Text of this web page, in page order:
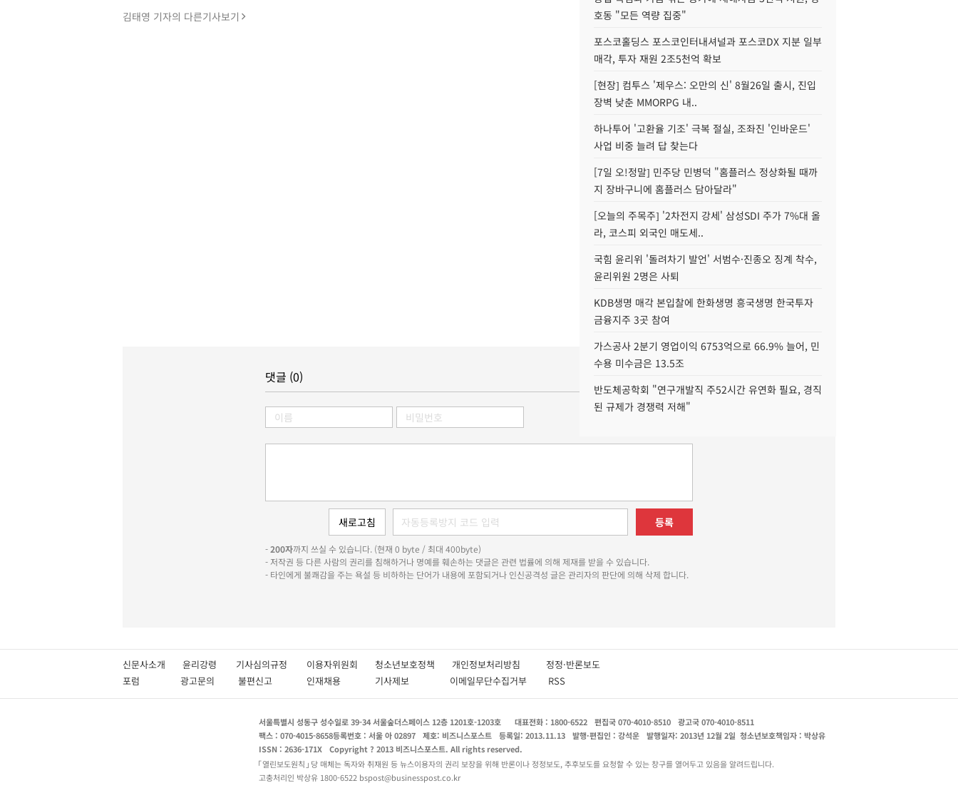
김태영 기자의 다른기사보기
호동 "모든 역량 집중"
포스코홀딩스 포스코인터내셔널과 포스코DX 지분 일부
매각, 투자 재원 2조5천억 확보
[현장] 컴투스 '제우스: 오만의 신' 8월26일 출시, 진입
장벽 낮춘 MMORPG 내..
하나투어 '고환율 기조' 극복 절실, 조좌진 '인바운드'
사업 비중 늘려 답 찾는다
[7일 오!정말] 민주당 민병덕 "홈플러스 정상화될 때까
지 장바구니에 홈플러스 담아달라"
[오늘의 주목주] '2차전지 강세' 삼성SDI 주가 7%대 올
라, 코스피 외국인 매도세..
국힘 윤리위 '돌려차기 발언' 서범수·진종오 징계 착수,
윤리위원 2명은 사퇴
KDB생명 매각 본입찰에 한화생명 흥국생명 한국투자
금융지주 3곳 참여
가스공사 2분기 영업이익 6753억으로 66.9% 늘어, 민
수용 미수금은 13.5조
반도체공학회 "연구개발직 주52시간 유연화 필요, 경직
된 규제가 경쟁력 저해"
댓글 (0)
등록
-200자까지 쓰실 수 있습니다. (현재 0 byte / 최대 400byte)
- 저작권 등 다른 사람의 권리를 침해하거나 명예를 훼손하는 댓글은 관련 법률에 의해 제재를 받을 수 있습니다.
- 타인에게 불쾌감을 주는 욕설 등 비하하는 단어가 내용에 포함되거나 인신공격성 글은 관리자의 판단에 의해 삭제 합니다.
신문사소개 윤리강령 기사심의규정 이용자위원회 청소년보호정책 개인정보처리방침 정정·반론보도
포럼
광고문의 불편신고 인재채용 기사제보 이메일무단수집거부 RSS
서울특별시 성동구 성수일로 39-34 서울숲더스페이스 12층 1201호-1203호 대표전화 : 1800-6522 편집국 070-4010-8510
광고국 070-4010-8511
팩스 : 070-4015-8658등록번호 : 서울 아 02897 제호: 비즈니스포스트 등록일: 2013.11.13 발행·편집인 : 강석운 발행일자: 2013년 12월 2일 청소년보호책임자 : 박상유
ISSN : 2636-171X
Copyright ? 2013 비즈니스포스트. All rights reserved.
열린보도원칙
당 매체는 독자와 취재원 등 뉴스이용자의 권리 보장을 위해 반론이나 정정보도, 추후보도를 요청할 수 있는 창구를 열어두고 있음을 알려드립니다.
고충처리인 박상유 1800-6522 bspost@businesspost.co.kr